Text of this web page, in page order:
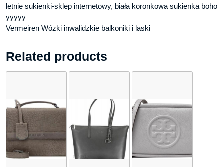
letnie sukienki-sklep internetowy, biała koronkowa sukienka boho
yyyyy
Vermeiren Wózki inwalidzkie balkoniki i laski
Related products